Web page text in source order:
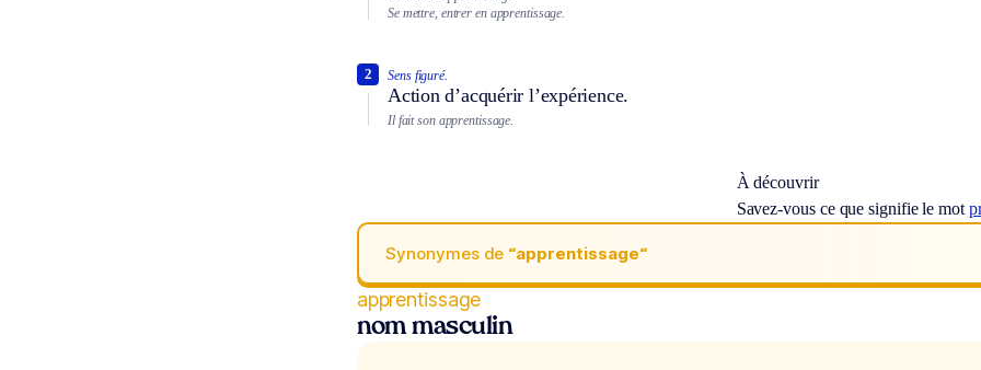
Se mettre, entrer en apprentissage.
Sens figuré.
Action d’acquérir l’expérience.
2
Il fait son apprentissage.
À découvrir
Savez-vous ce que signifie le mot
Synonymes de “apprentissage“
apprentissage
nom masculin